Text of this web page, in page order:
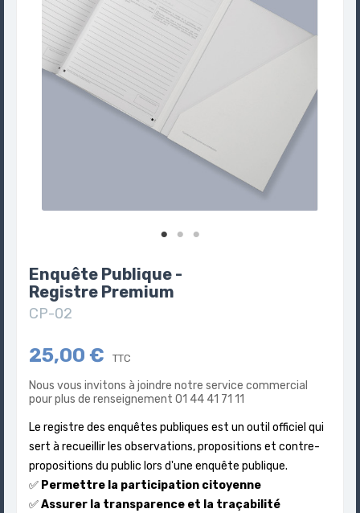
Enquête Publique -
Registre Premium
CP-02
25,00 € TTC
Nous vous invitons à joindre notre service commercial
pour plus de renseignement 01 44 41 71 11
Le registre des enquêtes publiques est un outil officiel qui
sert à recueillir les observations, propositions et contre-
propositions du public lors d'une enquête publique.
✅ Permettre la participation citoyenne
✅Assurer la transparence et la traçabilité